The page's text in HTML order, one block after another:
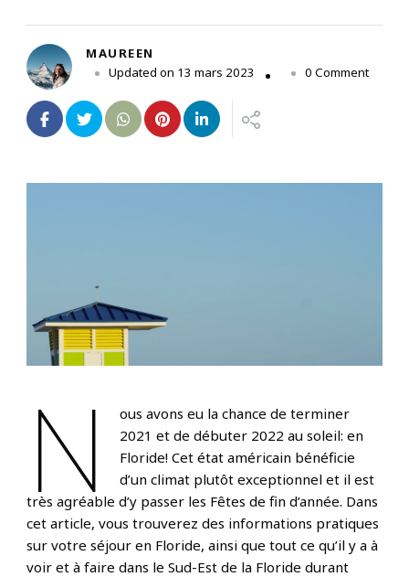
MAUREEN
Updated on 13 mars 2023 0 Commenton
Est
N
ous avons eu la chance de terminer
2021 et de débuter 2022 au soleil: en
Floride! Cet état américain bénéficie
d’un climat plutôt exceptionnel et il est
très agréable d’y passer les Fêtes de fin d’année. Dans
cet article, vous trouverez des informations pratiques
sur votre séjour en Floride, ainsi que tout ce qu’il y a à
voir et à faire dans le Sud-Est de la Floride durant